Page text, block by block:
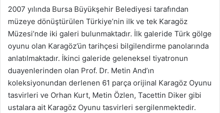
2007 yılında Bursa Büyükşehir Belediyesi tarafından
müzeye dönüştürülen Türkiye’nin ilk ve tek Karagöz
Müzesi’nde iki galeri bulunmaktadır. İlk galeride Türk gölge
oyunu olan Karagöz’ün tarihçesi bilgilendirme panolarında
anlatılmaktadır. İkinci galeride geleneksel tiyatronun
duayenlerinden olan Prof. Dr. Metin And’ın
koleksiyonundan derlenen 61 parça orijinal Karagöz Oyunu
tasvirleri ve Orhan Kurt, Metin Özlen, Tacettin Diker gibi
ustalara ait Karagöz Oyunu tasvirleri sergilenmektedir.